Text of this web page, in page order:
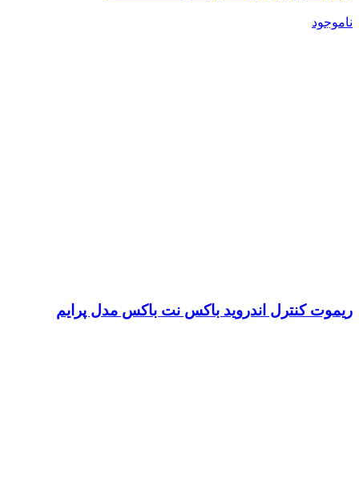
ناموجود
ریموت کنترل اندروید باکس نت باکس مدل پرایم